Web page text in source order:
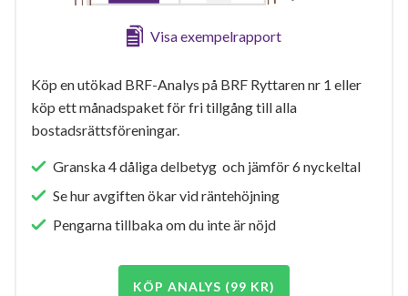
Visa exempelrapport
Köp en utökad BRF-Analys på BRF Ryttaren nr 1 eller
köp ett månadspaket för fri tillgång till alla
bostadsrättsföreningar.
Granska 4 dåliga delbetyg och jämför 6 nyckeltal
Se hur avgiften ökar vid räntehöjning
Pengarna tillbaka om du inte är nöjd
KÖP ANALYS (99 KR)